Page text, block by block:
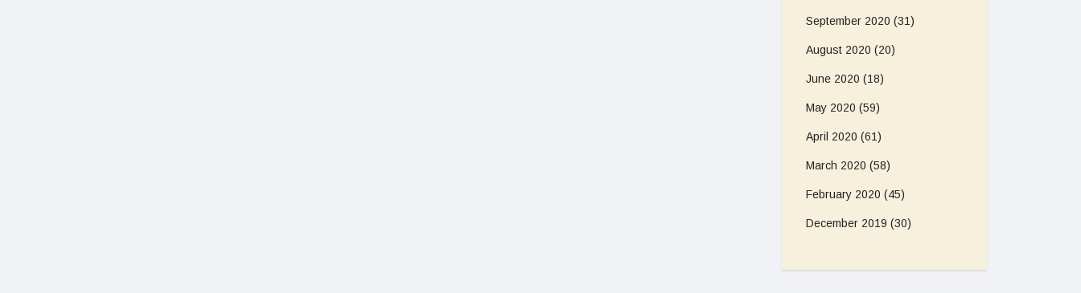
September 2020 (31)
August 2020 (20)
June 2020 (18)
May 2020 (59)
April 2020 (61)
March 2020 (58)
February 2020 (45)
December 2019 (30)